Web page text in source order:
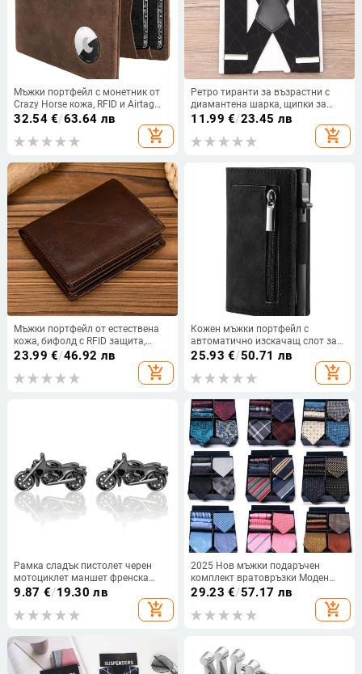
Мъжки портфейл с монетник от
Crazy Horse кожа, RFID и Airtag
тракер — истинска кожа,
ембосирана шарка, подплата
полиестер
32.54€/63.64 лв
add_shopping_cart
Ретро тиранти за възрастни с
диамантена шарка, щипки за
мъжки тиранти, тиранти за
панталони, тиранти, тиранти за
панталони
11.99 €/23.45 лв
add_shopping_cart
Мъжки портфейл от естествена
кожа, бифолд с RFID защита,
монетник с цип, първи слой
23.99 €/46.92 лв
add_shopping_cart
Кожен мъжки портфейл с
автоматично изскачащ слот за
карти, RFID защита, ултра тънък,
подплата от телешка кожа
25.93 €/50.71 лв
add_shopping_cart
Рамка сладък пистолет черен
мотоциклет маншет френска
риза мъжки копчета за ръкавели
9.87 €/19.30 лв
add_shopping_cart
2025 Нов мъжки подаръчен
комплект вратовръзки Моден
бизнес едноцветен жакардов
квадратен шал трансгранична
гореща разпродажба
29.23 €/57.17 лв
add_shopping_cart